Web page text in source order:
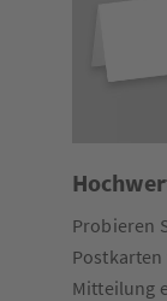
Probieren
Mitteilung